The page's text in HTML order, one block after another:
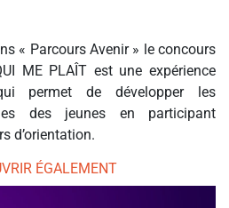
« Parcours Avenir » le concours
ME PLAÎT est une expérience
permet de développer les
des jeunes en participant
d’orientation.
ÉGALEMENT